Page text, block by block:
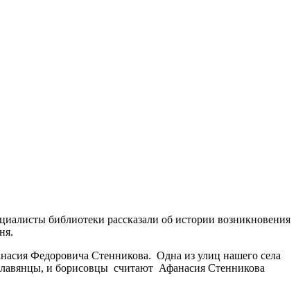
библиотеки рассказали об истории возникновения
Федоровича Стенникова. Одна из улиц нашего села
и борисовцы считают Афанасия Стенникова